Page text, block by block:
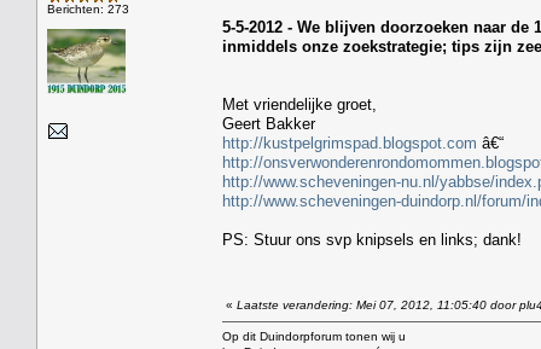
Berichten: 273
5-5-2012 - We blijven doorzoeken naar
inmiddels onze zoekstrategie; tips zijn
Met vriendelijke groet,
Geert Bakker
http://kustpelgrimspad.blogspot.com â€“
http://
http://www.scheveningen-nu.nl/yabbse/
http://www.scheveningen-duindorp.nl/forum/
PS: Stuur ons svp knipsels en links; dank!
« Laatste verandering: Mei 07, 2012, 11:05:40 door
Op dit Duindorpforum tonen wij u